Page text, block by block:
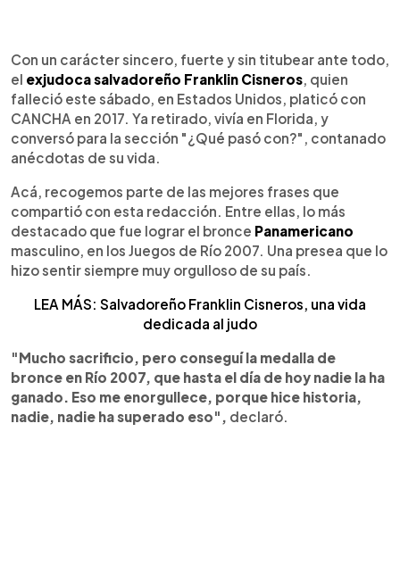
Escuchar artículo
Con un carácter sincero, fuerte y sin titubear ante todo,
el exjudoca salvadoreño Franklin Cisneros, quien
falleció este sábado, en Estados Unidos, platicó con
CANCHA en 2017. Ya retirado, vivía en Florida, y
conversó para la sección "¿Qué pasó con?", contanado
anécdotas de su vida.
Acá, recogemos parte de las mejores frases que
compartió con esta redacción. Entre ellas, lo más
destacado que fue lograr el bronce Panamericano
masculino, en los Juegos de Río 2007. Una presea que lo
hizo sentir siempre muy orgulloso de su país.
LEA MÁS: Salvadoreño Franklin Cisneros, una vida
dedicada al judo
"Mucho sacrificio, pero conseguí la medalla de
bronce en Río 2007, que hasta el día de hoy nadie la ha
ganado. Eso me enorgullece, porque hice historia,
nadie, nadie ha superado eso", declaró.